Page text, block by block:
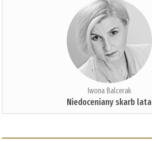
Iwona Balcerak
Niedoceniany skarb lata